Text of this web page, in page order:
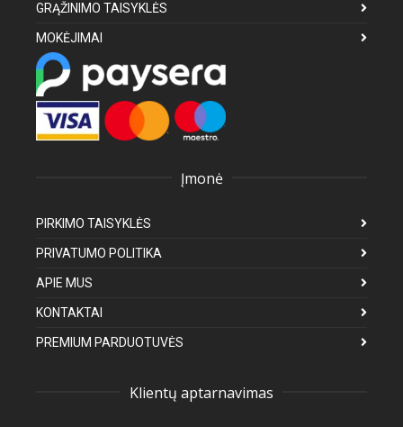
GRĄŽINIMO TAISYKLĖS
MOKĖJIMAI
Įmonė
PIRKIMO TAISYKLĖS
PRIVATUMO POLITIKA
APIE MUS
KONTAKTAI
PREMIUM PARDUOTUVĖS
Klientų aptarnavimas